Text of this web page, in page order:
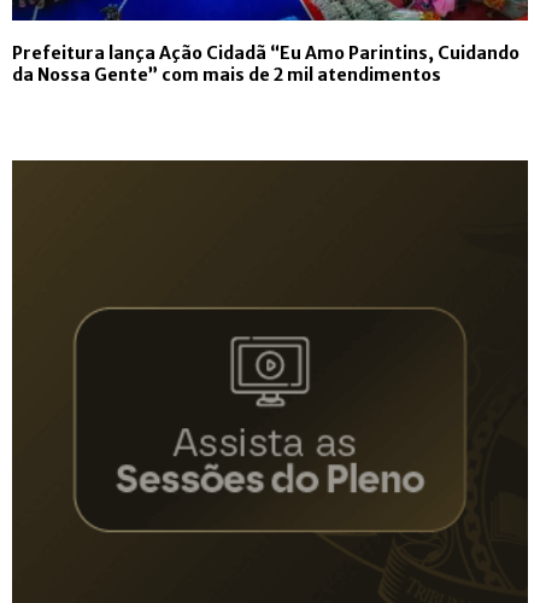
Prefeitura lança Ação Cidadã “Eu Amo Parintins, Cuidando
da Nossa Gente” com mais de 2 mil atendimentos